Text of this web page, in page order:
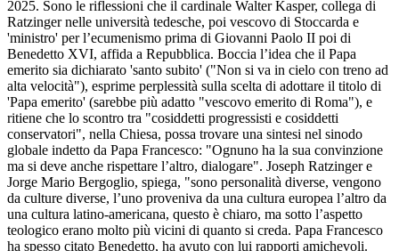
2025. Sono le riflessioni che il cardinale Walter Kasper, collega di
Ratzinger nelle università tedesche, poi vescovo di Stoccarda e
'ministro' per l’ecumenismo prima di Giovanni Paolo II poi di
Benedetto XVI, affida a Repubblica. Boccia l’idea che il Papa
emerito sia dichiarato 'santo subito' ("Non si va in cielo con treno ad
alta velocità"), esprime perplessità sulla scelta di adottare il titolo di
'Papa emerito' (sarebbe più adatto "vescovo emerito di Roma"), e
ritiene che lo scontro tra "cosiddetti progressisti e cosiddetti
conservatori", nella Chiesa, possa trovare una sintesi nel sinodo
globale indetto da Papa Francesco: "Ognuno ha la sua convinzione
ma si deve anche rispettare l’altro, dialogare". Joseph Ratzinger e
Jorge Mario Bergoglio, spiega, "sono personalità diverse, vengono
da culture diverse, l’uno proveniva da una cultura europea l’altro da
una cultura latino-americana, questo è chiaro, ma sotto l’aspetto
teologico erano molto più vicini di quanto si creda. Papa Francesco
ha spesso citato Benedetto, ha avuto con lui rapporti amichevoli.